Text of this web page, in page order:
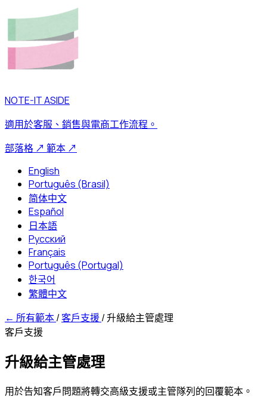
NOTE-IT ASIDE
適用於客服、銷售與電商工作流程。
部落格 ↗ 範本 ↗
English
Português (Brasil)
简体中文
Español
日本語
Русский
Français
Português (Portugal)
한국어
繁體中文
← 所有範本/客戶支援/升級給主管處理
客戶支援
升級給主管處理
用於告知客戶問題將轉交高級支援或主管隊列的回覆範本。